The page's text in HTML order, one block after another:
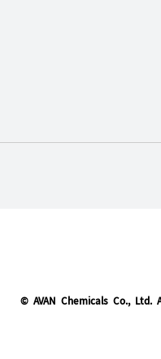
© AVAN Chemicals Co., Ltd.